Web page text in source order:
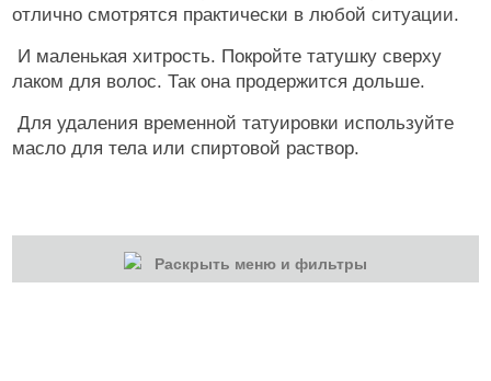
отлично смотрятся практически в любой ситуации.
И маленькая хитрость. Покройте татушку сверху
лаком для волос. Так она продержится дольше.
Для удаления временной татуировки используйте
масло для тела или спиртовой раствор.
Раскрыть меню и фильтры